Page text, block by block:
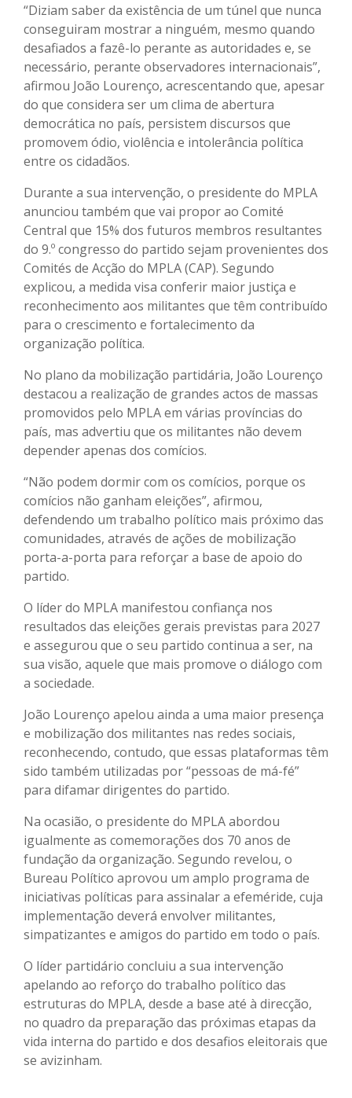
“Diziam saber da existência de um túnel que nunca
conseguiram mostrar a ninguém, mesmo quando
desafiados a fazê-lo perante as autoridades e, se
necessário, perante observadores internacionais”,
afirmou João Lourenço, acrescentando que, apesar
do que considera ser um clima de abertura
democrática no país, persistem discursos que
promovem ódio, violência e intolerância política
entre os cidadãos.
Durante a sua intervenção, o presidente do MPLA
anunciou também que vai propor ao Comité
Central que 15% dos futuros membros resultantes
do 9.º congresso do partido sejam provenientes dos
Comités de Acção do MPLA (CAP). Segundo
explicou, a medida visa conferir maior justiça e
reconhecimento aos militantes que têm contribuído
para o crescimento e fortalecimento da
organização política.
No plano da mobilização partidária, João Lourenço
destacou a realização de grandes actos de massas
promovidos pelo MPLA em várias províncias do
país, mas advertiu que os militantes não devem
depender apenas dos comícios.
“Não podem dormir com os comícios, porque os
comícios não ganham eleições”, afirmou,
defendendo um trabalho político mais próximo das
comunidades, através de ações de mobilização
porta-a-porta para reforçar a base de apoio do
partido.
O líder do MPLA manifestou confiança nos
resultados das eleições gerais previstas para 2027
e assegurou que o seu partido continua a ser, na
sua visão, aquele que mais promove o diálogo com
a sociedade.
João Lourenço apelou ainda a uma maior presença
e mobilização dos militantes nas redes sociais,
reconhecendo, contudo, que essas plataformas têm
sido também utilizadas por “pessoas de má-fé”
para difamar dirigentes do partido.
Na ocasião, o presidente do MPLA abordou
igualmente as comemorações dos 70 anos de
fundação da organização. Segundo revelou, o
Bureau Político aprovou um amplo programa de
iniciativas políticas para assinalar a efeméride, cuja
implementação deverá envolver militantes,
simpatizantes e amigos do partido em todo o país.
O líder partidário concluiu a sua intervenção
apelando ao reforço do trabalho político das
estruturas do MPLA, desde a base até à direcção,
no quadro da preparação das próximas etapas da
vida interna do partido e dos desafios eleitorais que
se avizinham.